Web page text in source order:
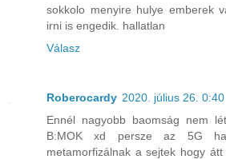
sokkolo menyire hulye emberek
irni is engedik. hallatlan
Válasz
Roberocardy 2020. július 26. 0:40
Ennél nagyobb baomság nem
B:MOK xd persze az 5G
metamorfizálnak a sejtek hogy